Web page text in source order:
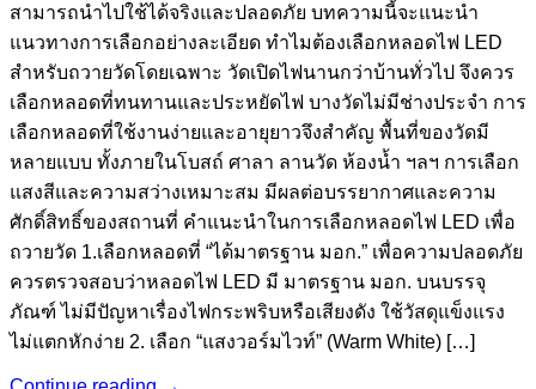
สามารถนำไปใช้ได้จริงและปลอดภัย บทความนี้จะแนะนำ
แนวทางการเลือกอย่างละเอียด ทำไมต้องเลือกหลอดไฟ LED
สำหรับถวายวัดโดยเฉพาะ วัดเปิดไฟนานกว่าบ้านทั่วไป จึงควร
เลือกหลอดที่ทนทานและประหยัดไฟ บางวัดไม่มีช่างประจำ การ
เลือกหลอดที่ใช้งานง่ายและอายุยาวจึงสำคัญ พื้นที่ของวัดมี
หลายแบบ ทั้งภายในโบสถ์ ศาลา ลานวัด ห้องน้ำ ฯลฯ การเลือก
แสงสีและความสว่างเหมาะสม มีผลต่อบรรยากาศและความ
ศักดิ์สิทธิ์ของสถานที่ คำแนะนำในการเลือกหลอดไฟ LED เพื่อ
ถวายวัด 1.เลือกหลอดที่ “ได้มาตรฐาน มอก.” เพื่อความปลอดภัย
ควรตรวจสอบว่าหลอดไฟ LED มี มาตรฐาน มอก. บนบรรจุ
ภัณฑ์ ไม่มีปัญหาเรื่องไฟกระพริบหรือเสียงดัง ใช้วัสดุแข็งแรง
ไม่แตกหักง่าย 2. เลือก “แสงวอร์มไวท์” (Warm White) […]